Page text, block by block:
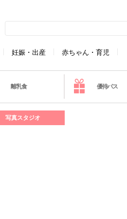
妊娠・出産 赤ちゃん・育児
離乳食 優待パス
写真スタジオ